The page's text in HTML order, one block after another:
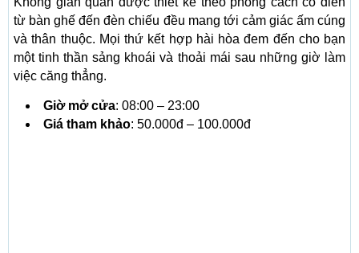
từ bàn ghế đến đèn chiếu đều mang tới cảm giác ấm cúng
và thân thuộc. Mọi thứ kết hợp hài hòa đem đến cho bạn
một tinh thần sảng khoái và thoải mái sau những giờ làm
việc căng thẳng.
Giờ mở cửa: 08:00 – 23:00
Giá tham khảo: 50.000đ – 100.000đ